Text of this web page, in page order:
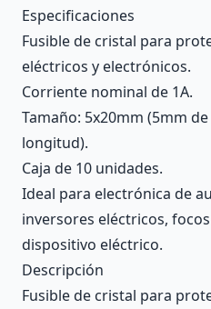
Description
Especificaciones
Fusible de cristal para
eléctricos y electrónicos.
Corriente nominal de 1A.
Tamaño: 5x20mm (5mm
longitud).
Caja de 10 unidades.
Ideal para electrónica de
inversores eléctricos,
dispositivo eléctrico.
Descripción
Fusible de cristal para